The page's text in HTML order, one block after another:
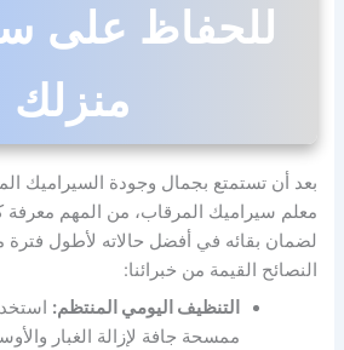
للحفاظ على
منزلك
بعد أن تستمتع بجمال وجودة السيراميك
معلم سيراميك المرقاب، من المهم معرفة
لضمان بقائه في أفضل حالاته لأطول
النصائح القيمة من خبرائنا:
التنظيف اليومي المنتظم:
ممسحة جافة لإزالة الغبار